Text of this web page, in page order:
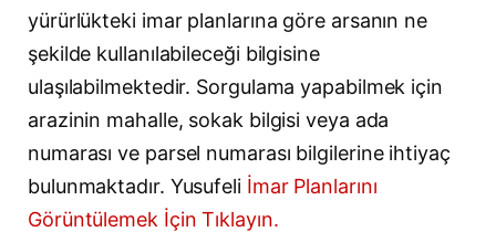
yürürlükteki imar planlarına göre arsanın ne
şekilde kullanılabileceği bilgisine
ulaşılabilmektedir. Sorgulama yapabilmek için
arazinin mahalle, sokak bilgisi veya ada
numarası ve parsel numarası bilgilerine ihtiyaç
bulunmaktadır. Yusufeli İmar Planlarını
Görüntülemek İçin Tıklayın.